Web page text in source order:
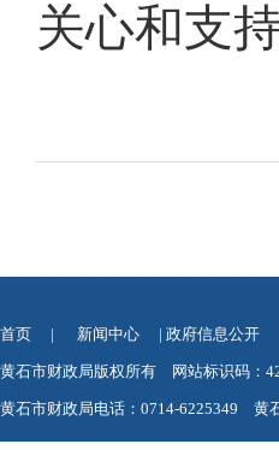
关心和支
首页 | 新闻中心 | 政府信息公开
黄石市财政局版权所有 网站标识码：
黄石市财政局电话：0714-6225349 黄